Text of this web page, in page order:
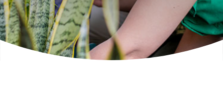
Noticias
Contacto
Transparencia